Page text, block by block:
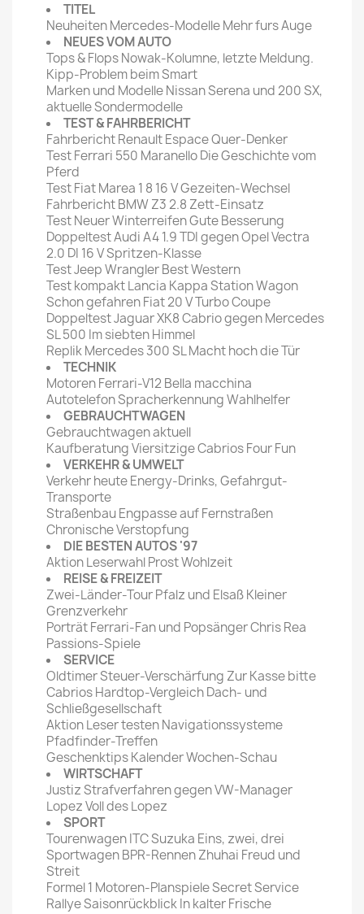
TITEL
Neuheiten Mercedes-Modelle Mehr furs Auge
NEUES VOM AUTO
Tops & Flops Nowak-Kolumne, letzte Meldung.
Kipp-Problem beim Smart
Marken und Modelle Nissan Serena und 200 SX,
aktuelle Sondermodelle
TEST & FAHRBERICHT
Fahrbericht Renault Espace Quer-Denker
Test Ferrari 550 Maranello Die Geschichte vom
Pferd
Test Fiat Marea 1 8 16 V Gezeiten-Wechsel
Fahrbericht BMW Z3 2.8 Zett-Einsatz
Test Neuer Winterreifen Gute Besserung
Doppeltest Audi A4 1.9 TDI gegen Opel Vectra
2.0 DI 16 V Spritzen-Klasse
Test Jeep Wrangler Best Western
Test kompakt Lancia Kappa Station Wagon
Schon gefahren Fiat 20 V Turbo Coupe
Doppeltest Jaguar XK8 Cabrio gegen Mercedes
SL 500 Im siebten Himmel
Replik Mercedes 300 SL Macht hoch die Tür
TECHNIK
Motoren Ferrari-V12 Bella macchina
Autotelefon Spracherkennung Wahlhelfer
GEBRAUCHTWAGEN
Gebrauchtwagen aktuell
Kaufberatung Viersitzige Cabrios Four Fun
VERKEHR & UMWELT
Verkehr heute Energy-Drinks, Gefahrgut-
Transporte
Straßenbau Engpasse auf Fernstraßen
Chronische Verstopfung
DIE BESTEN AUTOS '97
Aktion Leserwahl Prost Wohlzeit
REISE & FREIZEIT
Zwei-Länder-Tour Pfalz und Elsaß Kleiner
Grenzverkehr
Porträt Ferrari-Fan und Popsänger Chris Rea
Passions-Spiele
SERVICE
Oldtimer Steuer-Verschärfung Zur Kasse bitte
Cabrios Hardtop-Vergleich Dach- und
Schließgesellschaft
Aktion Leser testen Navigationssysteme
Pfadfinder-Treffen
Geschenktips Kalender Wochen-Schau
WIRTSCHAFT
Justiz Strafverfahren gegen VW-Manager
Lopez Voll des Lopez
SPORT
Tourenwagen ITC Suzuka Eins, zwei, drei
Sportwagen BPR-Rennen Zhuhai Freud und
Streit
Formel 1 Motoren-Planspiele Secret Service
Rallye Saisonrückblick In kalter Frische